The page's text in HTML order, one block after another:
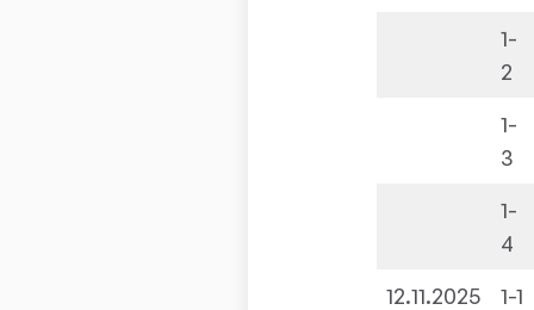
1-
2
1-
3
1-
4
12.11.2025
1-1